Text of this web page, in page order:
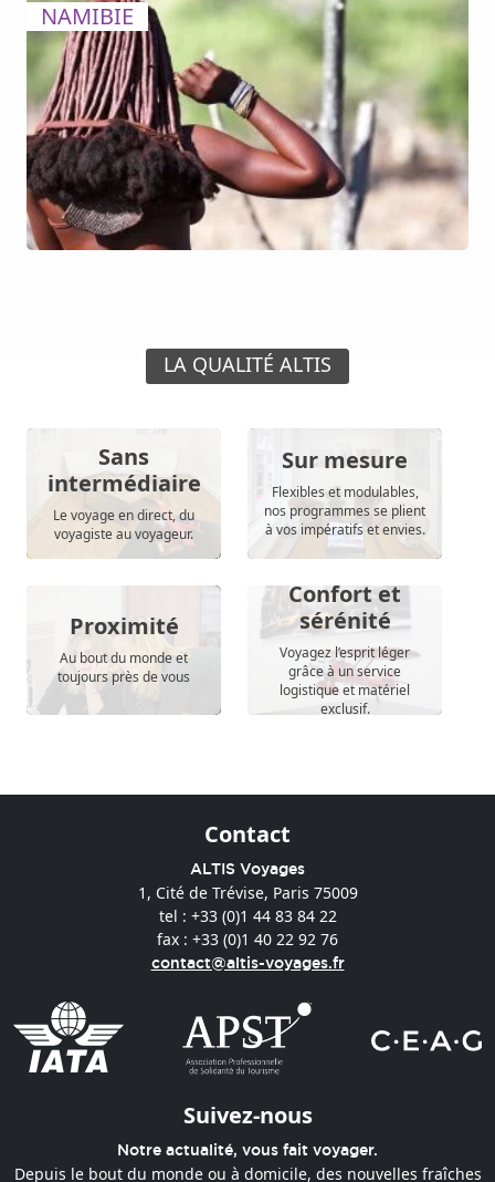
NAMIBIE
LA QUALITÉ ALTIS
Sans
intermédiaire
Le voyage en direct, du
voyagiste au voyageur.
Sur mesure
Flexibles et modulables,
nos programmes se plient
à vos impératifs et envies.
Proximité
Au bout du monde et
toujours près de vous
Confort et
sérénité
Voyagez l’esprit léger
grâce à un service
logistique et matériel
exclusif.
Contact
ALTIS Voyages
1, Cité de Trévise, Paris 75009
tel : +33 (0)1 44 83 84 22
fax : +33 (0)1 40 22 92 76
contact@altis-voyages.fr
Suivez-nous
Notre actualité, vous fait voyager.
Depuis le bout du monde ou à domicile, des nouvelles fraîches